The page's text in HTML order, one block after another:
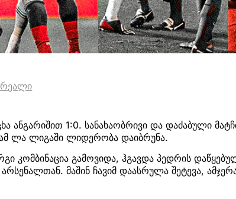
ანგარიშით 1:0. სანახაობრივი და დაძაბული
ლა ლიგაში ლიდერობა დაიბრუნა.
კომბინაცია გამოვიდა, ჰგავდა პედრის
მაშინ ჩავიმ დაასრულა შეტევა,